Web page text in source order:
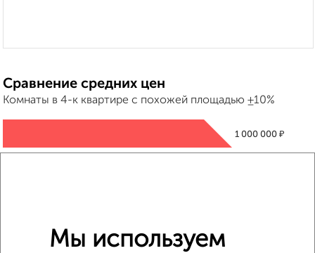
Сравнение средних цен
Комнаты в 4-к квартире с похожей площадью ±10%
1 000 000 ₽
Мы используем